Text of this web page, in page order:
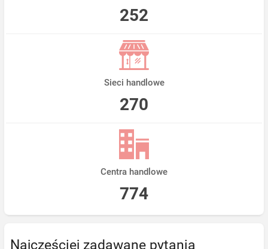
252
Sieci handlowe
270
Centra handlowe
774
Najczęściej zadawane pytania